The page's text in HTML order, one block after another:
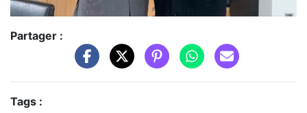
Partager :
Tags :